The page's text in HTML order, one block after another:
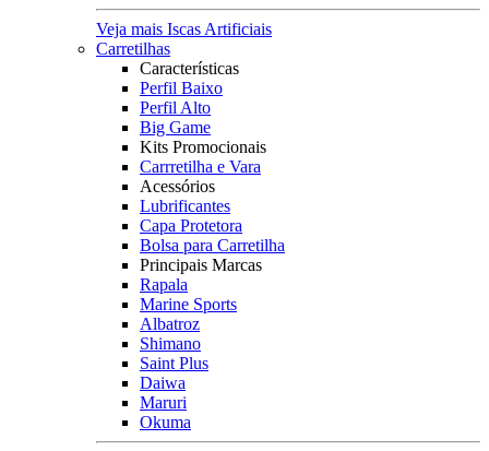
Veja mais Iscas Artificiais
Carretilhas
Características
Perfil Baixo
Perfil Alto
Big Game
Kits Promocionais
Carrretilha e Vara
Acessórios
Lubrificantes
Capa Protetora
Bolsa para Carretilha
Principais Marcas
Rapala
Marine Sports
Albatroz
Shimano
Saint Plus
Daiwa
Maruri
Okuma